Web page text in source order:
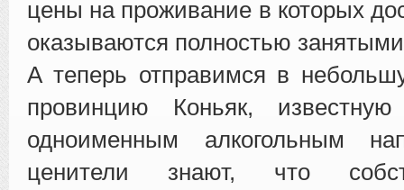
цены на проживание в которых
оказываются полностью
А теперь отправимся в
провинцию Коньяк,
одноименным алкогольным
ценители знают, что